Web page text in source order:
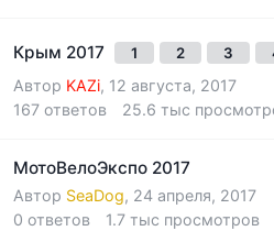
Крым 2017 1 2 3
Автор KAZi, 12 августа, 2017
167 ответов 25.6 тыс
МотоВелоЭкспо 2017
Автор SeaDog, 24 апреля, 2017
0 ответов 1.7 тыс просмотров